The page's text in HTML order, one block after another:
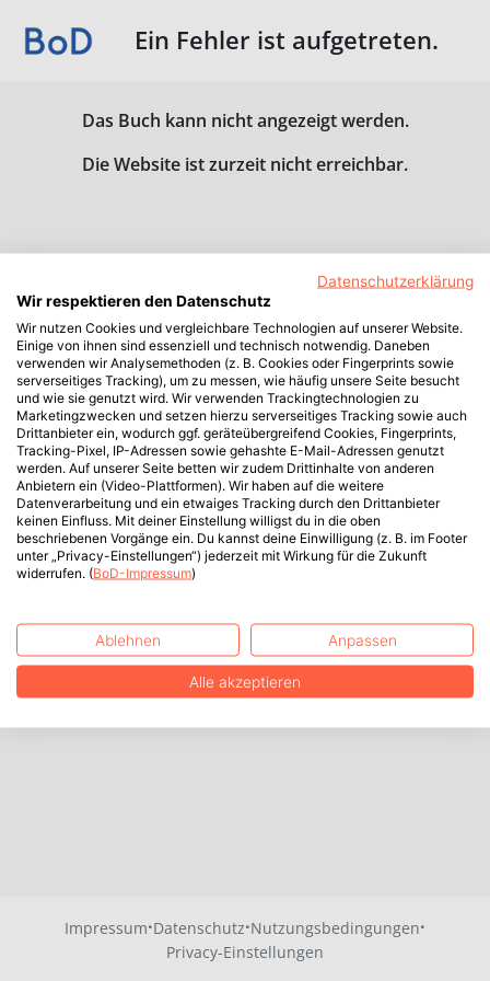
Ein Fehler ist aufgetreten.
Das Buch kann nicht angezeigt werden.
Die Website ist zurzeit nicht erreichbar.
Impressum·Datenschutz·Nutzungsbedingungen·
Privacy-Einstellungen
Datenschutzerklärung
Wir respektieren den Datenschutz
Wir nutzen Cookies und vergleichbare Technologien auf unserer Website.
Einige von ihnen sind essenziell und technisch notwendig. Daneben
verwenden wir Analysemethoden (z. B. Cookies oder Fingerprints sowie
serverseitiges Tracking), um zu messen, wie häufig unsere Seite besucht
und wie sie genutzt wird. Wir verwenden Trackingtechnologien zu
Marketingzwecken und setzen hierzu serverseitiges Tracking sowie auch
Drittanbieter ein, wodurch ggf. geräteübergreifend Cookies, Fingerprints,
Tracking-Pixel, IP-Adressen sowie gehashte E-Mail-Adressen genutzt
werden. Auf unserer Seite betten wir zudem Drittinhalte von anderen
Anbietern ein (Video-Plattformen). Wir haben auf die weitere
Datenverarbeitung und ein etwaiges Tracking durch den Drittanbieter
keinen Einfluss. Mit deiner Einstellung willigst du in die oben
beschriebenen Vorgänge ein. Du kannst deine Einwilligung (z. B. im Footer
unter „Privacy-Einstellungen“) jederzeit mit Wirkung für die Zukunft
widerrufen. (BoD-Impressum)
Ablehnen Anpassen
Alle akzeptieren